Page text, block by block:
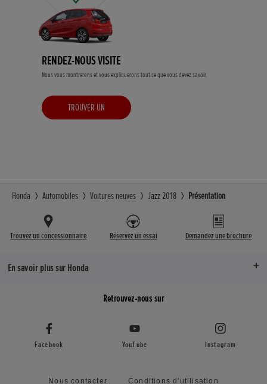
RENDEZ-NOUS VISITE
Nous vous montrerons et vous expliquerons tout ce que vous devez savoir.
TROUVER UN
Honda Automobiles Voitures neuves Jazz 2018 Présentation
Trouvez un concessionnaire Réservez un essai Demandez une brochure
En savoir plus sur Honda
Retrouvez-nous sur
Facebook YouTube Instagram
Nous contacter Conditions d'utilisation